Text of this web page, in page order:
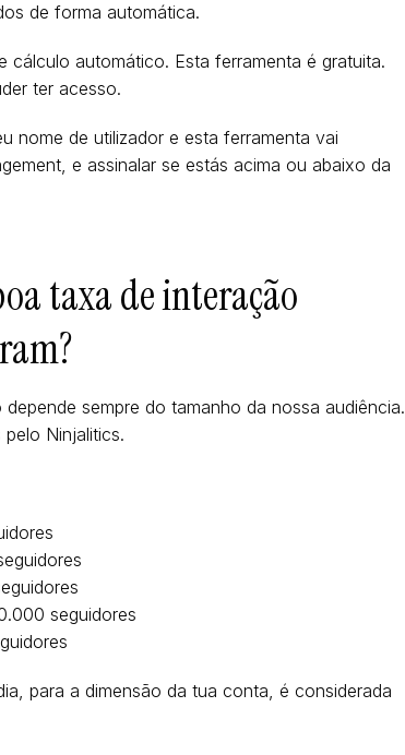
de forma automática.
cálculo automático. Esta ferramenta é gratuita.
ter acesso.
nome de utilizador e esta ferramenta vai
e assinalar se estás acima ou abaixo da
taxa de interação
sempre do tamanho da nossa audiência.
Ninjalitics.
seguidores
para a dimensão da tua conta, é considerada